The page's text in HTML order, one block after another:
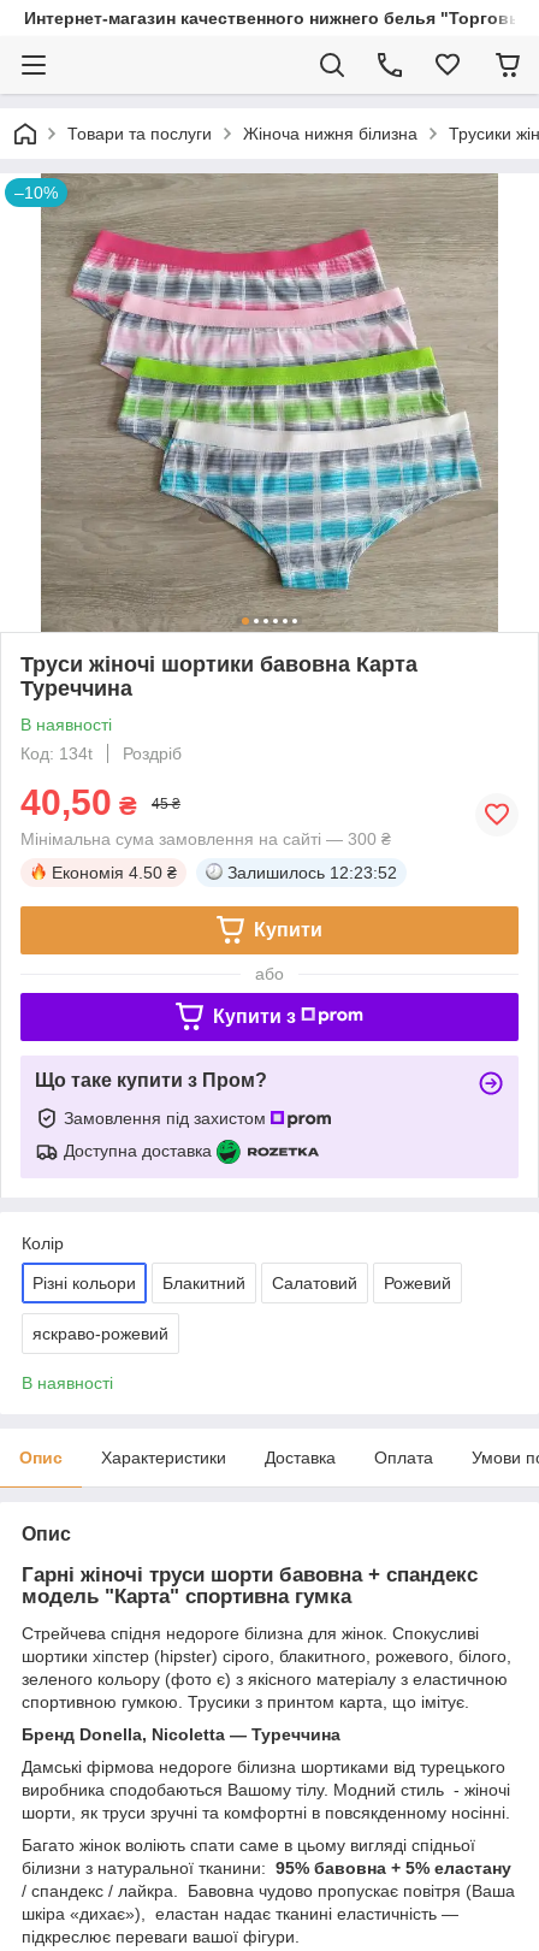
Интернет-магазин качественного нижнего белья
Товари та послуги Жіноча нижня білизна Трусики
–10%
Труси жіночі шортики бавовна Карта
Туреччина
В наявності
Код: 134t
Роздріб
40,50 ₴ 45 ₴
Мінімальна сума замовлення на сайті — 300 ₴
Економія 4.50 ₴ Залишилось 12:23:51
Купити
або
Купити з
Що таке купити з Пром?
Замовлення під захистом
Доступна доставка
Колір
Різні кольори Блакитний Салатовий Рожевий
яскраво-рожевий
В наявності
Опис Характеристики Доставка Оплата Умови
Опис
Гарні жіночі труси шорти бавовна + спандекс
модель "Карта" спортивна гумка
Стрейчева спідня недороге білизна для жінок. Спокусливі
шортики хіпстер (hipster) сірого, блакитного, рожевого, білого,
зеленого кольору (фото є) з якісного матеріалу з еластичною
спортивною гумкою. Трусики з принтом карта, що імітує.
Бренд Donella, Nicoletta — Туреччина
Дамські фірмова недороге білизна шортиками від турецького
виробника сподобаються Вашому тілу. Модний стиль - жіночі
шорти, як труси зручні та комфортні в повсякденному носінні.
Багато жінок воліють спати саме в цьому вигляді спідньої
білизни з натуральної тканини: 95% бавовна + 5% еластану
/ спандекс / лайкра. Бавовна чудово пропускає повітря (Ваша
шкіра «дихає»), еластан надає тканині еластичність —
підкреслює переваги вашої фігури.